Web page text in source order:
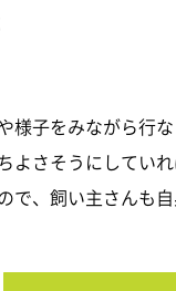
様子をみながら行
よさそうにしてい
で、飼い主さんも